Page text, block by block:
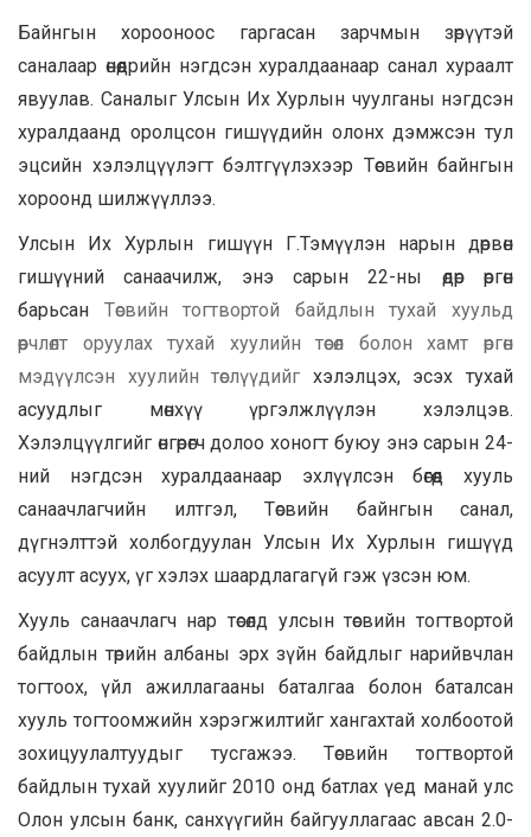
Байнгын хорооноос гаргасан зарчмын зөрүүтэй
саналаар өнөөдрийн нэгдсэн хуралдаанаар санал хураалт
явуулав. Саналыг Улсын Их Хурлын чуулганы нэгдсэн
хуралдаанд оролцсон гишүүдийн олонх дэмжсэн тул
эцсийн хэлэлцүүлэгт бэлтгүүлэхээр Төсвийн байнгын
хороонд шилжүүллээ.
Улсын Их Хурлын гишүүн Г.Тэмүүлэн нарын дөрвөн
гишүүний санаачилж, энэ сарын 22-ны өдөр өргөн
барьсан Төсвийн тогтвортой байдлын тухай хуульд
өөрчлөлт оруулах тухай хуулийн төсөл болон хамт өргөн
мэдүүлсэн хуулийн төслүүдийг хэлэлцэх, эсэх тухай
асуудлыг мөнхүү үргэлжлүүлэн хэлэлцэв.
Хэлэлцүүлгийг өнгөрөгч долоо хоногт буюу энэ сарын 24-
ний нэгдсэн хуралдаанаар эхлүүлсэн бөгөөд хууль
санаачлагчийн илтгэл, Төсвийн байнгын санал,
дүгнэлттэй холбогдуулан Улсын Их Хурлын гишүүд
асуулт асуух, үг хэлэх шаардлагагүй гэж үзсэн юм.
Хууль санаачлагч нар төсөлд улсын төсвийн тогтвортой
байдлын төрийн албаны эрх зүйн байдлыг нарийвчлан
тогтоох, үйл ажиллагааны баталгаа болон баталсан
хууль тогтоомжийн хэрэгжилтийг хангахтай холбоотой
зохицуулалтуудыг тусгажээ. Төсвийн тогтвортой
байдлын тухай хуулийг 2010 онд батлах үед манай улс
Олон улсын банк, санхүүгийн байгууллагаас авсан 2.0-